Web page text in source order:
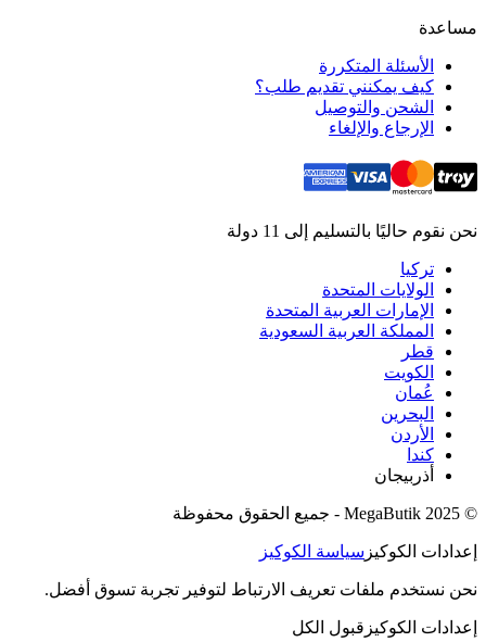
مساعدة
الأسئلة المتكررة
كيف يمكنني تقديم طلب؟
الشحن والتوصيل
الإرجاع والإلغاء
نحن نقوم حاليًا بالتسليم إلى 11 دولة
تركيا
الولايات المتحدة
الإمارات العربية المتحدة
المملكة العربية السعودية
قطر
الكويت
عُمان
البحرين
الأردن
كندا
أذربيجان
© 2025 MegaButik - جميع الحقوق محفوظة
إعدادات الكوكيز سياسة الكوكيز
نحن نستخدم ملفات تعريف الارتباط لتوفير تجربة تسوق أفضل.
إعدادات الكوكيز قبول الكل